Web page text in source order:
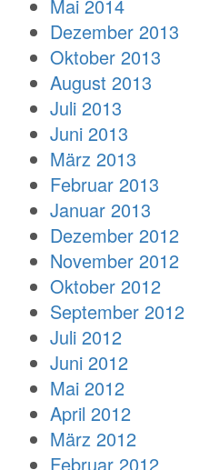
Mai 2014
Dezember 2013
Oktober 2013
August 2013
Juli 2013
Juni 2013
März 2013
Februar 2013
Januar 2013
Dezember 2012
November 2012
Oktober 2012
September 2012
Juli 2012
Juni 2012
Mai 2012
April 2012
März 2012
Februar 2012